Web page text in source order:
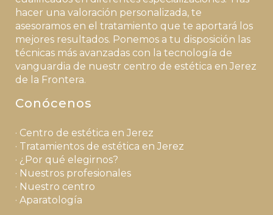
hacer una valoración personalizada, te
asesoramos en el tratamiento que te aportará los
mejores resultados. Ponemos a tu disposición las
técnicas más avanzadas con la tecnología de
vanguardia de nuestr centro de estética en Jerez
de la Frontera.
Conócenos
· Centro de estética en Jerez
· Tratamientos de estética en Jerez
· ¿Por qué elegirnos?
· Nuestros profesionales
· Nuestro centro
· Aparatología